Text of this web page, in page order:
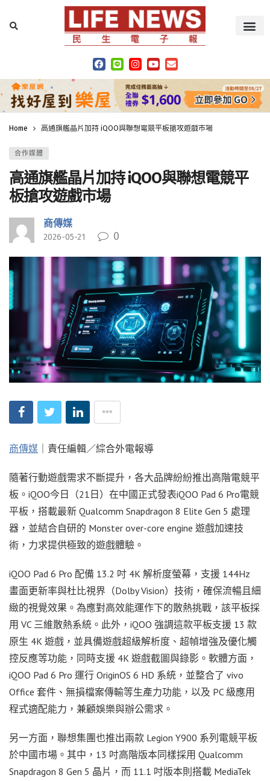
Home 高通旗艦晶片加持 iQOO與聯想電競平板搶攻遊戲市場
合作媒體
高通旗艦晶片加持 iQOO與聯想電競平
板搶攻遊戲市場
商傳媒
2026-05-21 0
商傳媒 ｜責任編輯／綜合外電報導
隨著行動遊戲需求不斷提升，各大品牌紛紛推出高階電競平
板。iQOO今日（21日）在中國正式發表iQOO Pad 6 Pro電競
平板，搭載最新 Qualcomm Snapdragon 8 Elite Gen 5 處理
器，並結合自研的 Monster over-core engine 遊戲加速技
術，力求提供極致的遊戲體驗。
iQOO Pad 6 Pro 配備 13.2 吋 4K 解析度螢幕，支援 144Hz
畫面更新率與杜比視界（Dolby Vision）技術，確保流暢且細
緻的視覺效果。為應對高效能運作下的散熱挑戰，該平板採
用 VC 三維散熱系統。此外，iQOO 強調這款平板支援 13 款
原生 4K 遊戲，並具備遊戲超級解析度、超幀增強及優化觸
控反應等功能，同時支援 4K 遊戲截圖與錄影。軟體方面，
iQOO Pad 6 Pro 運行 OriginOS 6 HD 系統，並整合了 vivo
Office 套件、無損檔案傳輸等生產力功能，以及 PC 級應用
程式適配能力，兼顧娛樂與辦公需求。
另一方面，聯想集團也推出兩款 Legion Y900 系列電競平板
於中國市場。其中，13 吋高階版本同樣採用 Qualcomm
Snapdragon 8 Gen 5 晶片，而 11.1 吋版本則搭載 MediaTek